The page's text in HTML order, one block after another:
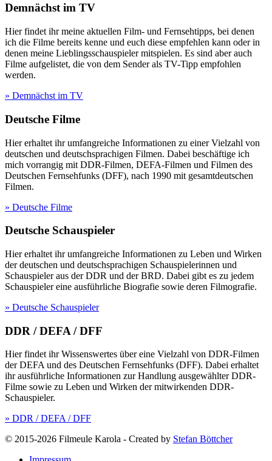
Demnächst im TV
Hier findet ihr meine aktuellen Film- und Fernsehtipps, bei denen
ich die Filme bereits kenne und euch diese empfehlen kann oder in
denen meine Lieblingsschauspieler mitspielen. Es sind aber auch
Filme aufgelistet, die von dem Sender als TV-Tipp empfohlen
werden.
» Demnächst im TV
Deutsche Filme
Hier erhaltet ihr umfangreiche Informationen zu einer Vielzahl von
deutschen und deutschsprachigen Filmen. Dabei beschäftige ich
mich vorrangig mit DDR-Filmen, DEFA-Filmen und Filmen des
Deutschen Fernsehfunks (DFF), nach 1990 mit gesamtdeutschen
Filmen.
» Deutsche Filme
Deutsche Schauspieler
Hier erhaltet ihr umfangreiche Informationen zu Leben und Wirken
der deutschen und deutschsprachigen Schauspielerinnen und
Schauspieler aus der DDR und der BRD. Dabei gibt es zu jedem
Schauspieler eine ausführliche Biografie sowie deren Filmografie.
» Deutsche Schauspieler
DDR / DEFA / DFF
Hier findet ihr Wissenswertes über eine Vielzahl von DDR-Filmen
der DEFA und des Deutschen Fernsehfunks (DFF). Dabei erhaltet
ihr ausführliche Informationen zur Handlung ausgewählter DDR-
Filme sowie zu Leben und Wirken der mitwirkenden DDR-
Schauspieler.
» DDR / DEFA / DFF
© 2015-2026 Filmeule Karola - Created by Stefan Böttcher